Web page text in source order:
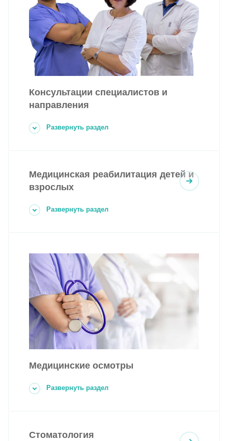
Консультации специалистов и
направления
Развернуть раздел
Медицинская реабилитация детей и
взрослых
Развернуть раздел
Медицинские осмотры
Развернуть раздел
Стоматология